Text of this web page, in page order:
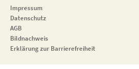
Impressum
Datenschutz
AGB
Bildnachweis
Erklärung zur Barrierefreiheit